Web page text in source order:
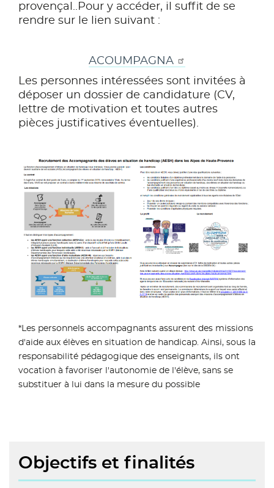
provençal..Pour y accéder, il suffit de se
rendre sur le lien suivant :
ACOUMPAGNA
Les personnes intéressées sont invitées à
déposer un dossier de candidature (CV,
lettre de motivation et toutes autres
pièces justificatives éventuelles).
*Les personnels accompagnants assurent des missions
d'aide aux élèves en situation de handicap. Ainsi, sous la
responsabilité pédagogique des enseignants, ils ont
vocation à favoriser l'autonomie de l'élève, sans se
substituer à lui dans la mesure du possible
Objectifs et finalités